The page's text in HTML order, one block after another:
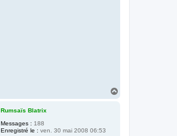
Rumsaïs Blatrix
Messages : 188
Enregistré le : ven. 30 mai 2008 06:53